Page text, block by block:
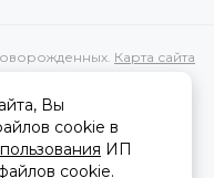
Карта сайта
касающаяся
Вы
cookie в
ИП
cookie.